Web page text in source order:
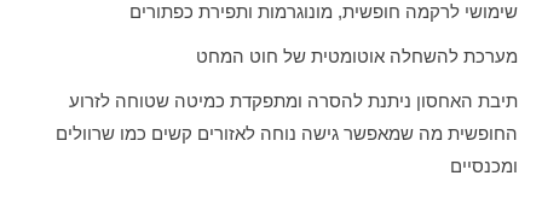
שימושי לרקמה חופשית, מונוגרמות ותפירת כפתורים
מערכת להשחלה אוטומטית של חוט המחט
תיבת האחסון ניתנת להסרה ומתפקדת כמיטה שטוחה לזרוע
החופשית מה שמאפשר גישה נוחה לאזורים קשים כמו שרוולים
ומכנסיים